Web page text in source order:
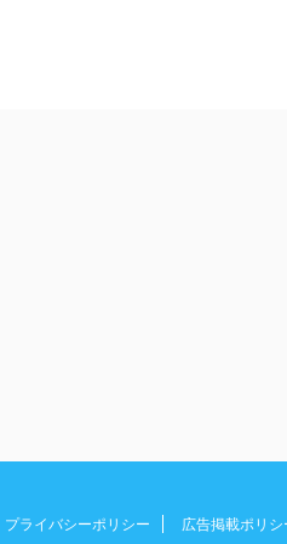
プライバシーポリシー 広告掲載ポリシ